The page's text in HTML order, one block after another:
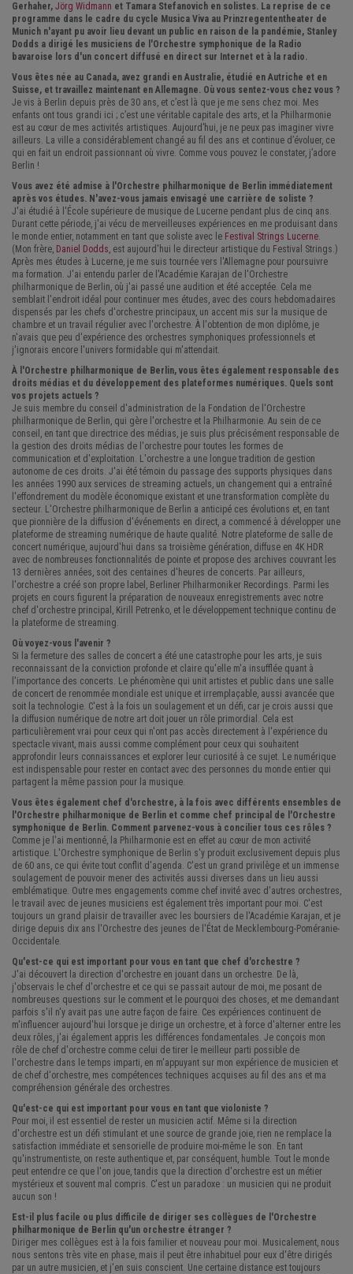
Gerhaher, Jörg Widmann et Tamara Stefanovich en solistes. La reprise de ce
programme dans le cadre du cycle Musica Viva au Prinzregententheater de
Munich n'ayant pu avoir lieu devant un public en raison de la pandémie, Stanley
Dodds a dirigé les musiciens de l'Orchestre symphonique de la Radio
bavaroise lors d'un concert diffusé en direct sur Internet et à la radio.
Vous êtes née au Canada, avez grandi en Australie, étudié en Autriche et en
Suisse, et travaillez maintenant en Allemagne. Où vous sentez-vous chez vous ?
Je vis à Berlin depuis près de 30 ans, et c’est là que je me sens chez moi. Mes
enfants ont tous grandi ici ; c’est une véritable capitale des arts, et la Philharmonie
est au cœur de mes activités artistiques. Aujourd’hui, je ne peux pas imaginer vivre
ailleurs. La ville a considérablement changé au fil des ans et continue d’évoluer, ce
qui en fait un endroit passionnant où vivre. Comme vous pouvez le constater, j’adore
Berlin !
Vous avez été admise à l'Orchestre philharmonique de Berlin immédiatement
après vos études. N'avez-vous jamais envisagé une carrière de soliste ?
J'ai étudié à l'École supérieure de musique de Lucerne pendant plus de cinq ans.
Durant cette période, j'ai vécu de merveilleuses expériences en me produisant dans
le monde entier, notamment en tant que soliste avec le Festival Strings Lucerne.
(Mon frère, Daniel Dodds, est aujourd'hui le directeur artistique du Festival Strings.)
Après mes études à Lucerne, je me suis tournée vers l'Allemagne pour poursuivre
ma formation. J'ai entendu parler de l'Académie Karajan de l'Orchestre
philharmonique de Berlin, où j'ai passé une audition et été acceptée. Cela me
semblait l'endroit idéal pour continuer mes études, avec des cours hebdomadaires
dispensés par les chefs d'orchestre principaux, un accent mis sur la musique de
chambre et un travail régulier avec l'orchestre. À l'obtention de mon diplôme, je
n'avais que peu d'expérience des orchestres symphoniques professionnels et
j'ignorais encore l'univers formidable qui m'attendait.
À l'Orchestre philharmonique de Berlin, vous êtes également responsable des
droits médias et du développement des plateformes numériques. Quels sont
vos projets actuels ?
Je suis membre du conseil d'administration de la Fondation de l'Orchestre
philharmonique de Berlin, qui gère l'orchestre et la Philharmonie. Au sein de ce
conseil, en tant que directrice des médias, je suis plus précisément responsable de
la gestion des droits médias de l'orchestre pour toutes les formes de
communication et d'exploitation. L'orchestre a une longue tradition de gestion
autonome de ces droits. J'ai été témoin du passage des supports physiques dans
les années 1990 aux services de streaming actuels, un changement qui a entraîné
l'effondrement du modèle économique existant et une transformation complète du
secteur. L'Orchestre philharmonique de Berlin a anticipé ces évolutions et, en tant
que pionnière de la diffusion d'événements en direct, a commencé à développer une
plateforme de streaming numérique de haute qualité. Notre plateforme de salle de
concert numérique, aujourd'hui dans sa troisième génération, diffuse en 4K HDR
avec de nombreuses fonctionnalités de pointe et propose des archives couvrant les
13 dernières années, soit des centaines d'heures de concerts. Par ailleurs,
l'orchestre a créé son propre label, Berliner Philharmoniker Recordings. Parmi les
projets en cours figurent la préparation de nouveaux enregistrements avec notre
chef d'orchestre principal, Kirill Petrenko, et le développement technique continu de
la plateforme de streaming.
Où voyez-vous l'avenir ?
Si la fermeture des salles de concert a été une catastrophe pour les arts, je suis
reconnaissant de la conviction profonde et claire qu'elle m'a insufflée quant à
l'importance des concerts. Le phénomène qui unit artistes et public dans une salle
de concert de renommée mondiale est unique et irremplaçable, aussi avancée que
soit la technologie. C'est à la fois un soulagement et un défi, car je crois aussi que
la diffusion numérique de notre art doit jouer un rôle primordial. Cela est
particulièrement vrai pour ceux qui n'ont pas accès directement à l'expérience du
spectacle vivant, mais aussi comme complément pour ceux qui souhaitent
approfondir leurs connaissances et explorer leur curiosité à ce sujet. Le numérique
est indispensable pour rester en contact avec des personnes du monde entier qui
partagent la même passion pour la musique.
Vous êtes également chef d'orchestre, à la fois avec différents ensembles de
l'Orchestre philharmonique de Berlin et comme chef principal de l'Orchestre
symphonique de Berlin. Comment parvenez-vous à concilier tous ces rôles ?
Comme je l'ai mentionné, la Philharmonie est en effet au cœur de mon activité
artistique. L'Orchestre symphonique de Berlin s'y produit exclusivement depuis plus
de 60 ans, ce qui évite tout conflit d'agenda. C'est un grand privilège et un immense
soulagement de pouvoir mener des activités aussi diverses dans un lieu aussi
emblématique. Outre mes engagements comme chef invité avec d'autres orchestres,
le travail avec de jeunes musiciens est également très important pour moi. C'est
toujours un grand plaisir de travailler avec les boursiers de l'Académie Karajan, et je
dirige depuis dix ans l'Orchestre des jeunes de l'État de Mecklembourg-Poméranie-
Occidentale.
Qu'est-ce qui est important pour vous en tant que chef d'orchestre ?
J'ai découvert la direction d'orchestre en jouant dans un orchestre. De là,
j'observais le chef d'orchestre et ce qui se passait autour de moi, me posant de
nombreuses questions sur le comment et le pourquoi des choses, et me demandant
parfois s'il n'y avait pas une autre façon de faire. Ces expériences continuent de
m'influencer aujourd'hui lorsque je dirige un orchestre, et à force d'alterner entre les
deux rôles, j'ai également appris les différences fondamentales. Je conçois mon
rôle de chef d'orchestre comme celui de tirer le meilleur parti possible de
l'orchestre dans le temps imparti, en m'appuyant sur mon expérience de musicien et
de chef d'orchestre, mes compétences techniques acquises au fil des ans et ma
compréhension générale des orchestres.
Qu'est-ce qui est important pour vous en tant que violoniste ?
Pour moi, il est essentiel de rester un musicien actif. Même si la direction
d'orchestre est un défi stimulant et une source de grande joie, rien ne remplace la
satisfaction immédiate et sensorielle de produire moi-même le son. En tant
qu'instrumentiste, on reste authentique et, par conséquent, humble. Tout le monde
peut entendre ce que l'on joue, tandis que la direction d'orchestre est un métier
mystérieux et souvent mal compris. C'est un paradoxe : un musicien qui ne produit
aucun son !
Est-il plus facile ou plus difficile de diriger ses collègues de l'Orchestre
philharmonique de Berlin qu'un orchestre étranger ?
Diriger mes collègues est à la fois familier et nouveau pour moi. Musicalement, nous
nous sentons très vite en phase, mais il peut être inhabituel pour eux d'être dirigés
par un autre musicien, et j'en suis conscient. Une certaine distance est toujours